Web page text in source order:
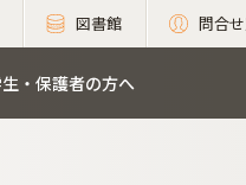
図書館 問合
・保護者の方へ